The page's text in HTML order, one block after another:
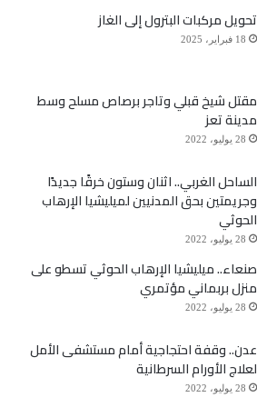
تحويل مركبات البترول إلى الغاز
18 فبراير، 2025
مقتل شيخ قبلي وتاجر برصاص مسلح وسط
مدينة تعز
28 يوليو، 2022
الساحل الغربي.. اثنان وستون خرقًا جديدًا
وجريمتين بحق المدنيين لميليشيا الإرهاب
الحوثي
28 يوليو، 2022
صنعاء.. ميليشيا الإرهاب الحوثي تسطو على
منزل بربماني مؤتمري
28 يوليو، 2022
عدن.. وقفة احتجاجية أمام مستشفى الأمل
لعلاج الأورام السرطانية
28 يوليو، 2022